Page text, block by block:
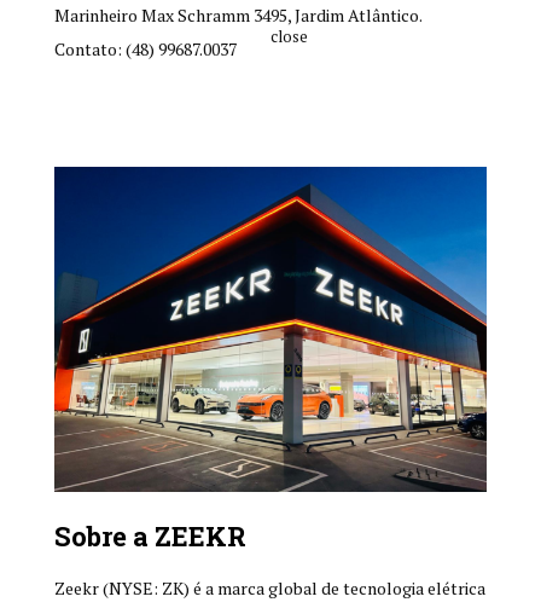
Marinheiro Max Schramm 3495, Jardim Atlântico.
Contato: (48) 99687.0037
Sobre a ZEEKR
Zeekr (NYSE: ZK) é a marca global de tecnologia elétrica
close